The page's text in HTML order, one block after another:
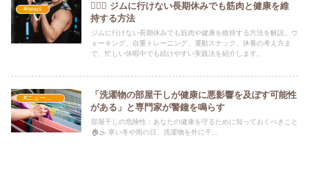
#news
🏋️‍♂️🌿 ジムに行けない長期休みでも筋肉と健康を維
持する方法
ジムに行けない長期休みでも筋肉や健康を維持する方法を解説。ウ
ォーキング、自重トレーニング、運動スナック、休養の考え方ま
で、忙しい休暇中でも続けやすい実践法を紹介します。
#ニュース・社会・コラム
「洗濯物の部屋干しが健康に悪影響を及ぼす可能性
がある」と専門家が警鐘を鳴らす
部屋干しの危険性：あなたの健康を守るために知っておくべきこと
🏠🌫️ 寒い冬や雨の日、洗濯物を外に干...